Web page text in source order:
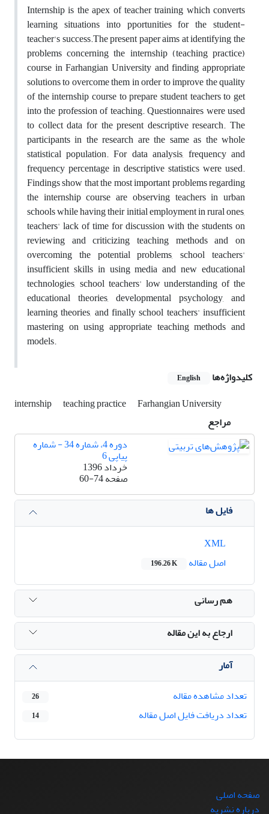
Internship is the apex of teacher training which converts
learning situations into pportunities for the student-
teacher's success.The present paper aims at identifying the
problems concerning the internship (teaching practice)
course in Farhangian University and finding appropriate
solutions to overcome them in order to improve the quality
of the internship course to prepare student teachers to get
into the profession of teaching. Questionnaires were used
to collect data for the present descriptive research. The
participants in the research are the same as the whole
statistical population. For data analysis, frequency and
frequency percentage in descriptive statistics were used.
Findings show that the most important problems regarding
the internship course are observing teachers in urban
schools while having their initial employment in rural ones,
teachers' lack of time for discussion with the students on
reviewing and criticizing teaching methods and on
overcoming the potential problems, school teachers'
insufficient skills in using media and new educational
technologies, school teachers' low understanding of the
educational theories, developmental psychology, and
learning theories, and finally school teachers' insufficient
mastering on using appropriate teaching methods and
models.
کلیدواژه‌ها
English
internship teaching practice
Farhangian University
مراجع
دوره 4، شماره 34 - شماره
پیاپی 6
خرداد 1396
صفحه60-74
فایل ها
اصل مقاله
196.26 K
هم رسانی
ارجاع به این مقاله
آمار
تعداد مشاهده مقاله
26
تعداد دریافت فایل اصل مقاله 14
صفحه اصلی
درباره نشریه